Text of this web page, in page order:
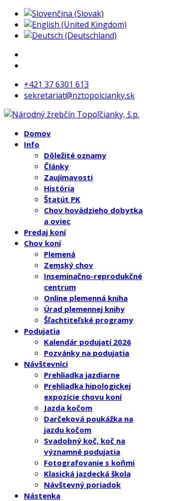
+421 37 6301 613
sekretariat@nztopolcianky.sk
Domov
Info
Dôležité oznamy
Články
Zaujímavosti
História
Štatút PK
Chov hovädzieho dobytka
a oviec
Predaj koní
Chov koní
Plemená
Zemský chov
Inseminačno-reprodukčné
centrum
Online plemenná kniha
Úrad plemennej knihy
Šľachtiteľské programy
Podujatia
Kalendár podujatí 2026
Pozvánky na podujatia
Návštevníci
Prehliadka jazdiarne
Prehliadka hipologickej
expozície chovu koní
Jazda kočom
Darčeková poukážka na
jazdu kočom
Svadobný koč, koč na
významné podujatia
Fotografovanie s koňmi
Klasická jazdecká škola
Návštevný poriadok
Nástenka